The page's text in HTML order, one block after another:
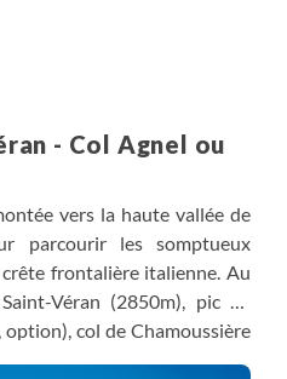
- Col Agnel ou
vers la haute vallée de
parcourir les somptueux
crête frontalière italienne. Au
Véran (2850m), pic de
col de Chamoussière
au fond de ce cirque dominé